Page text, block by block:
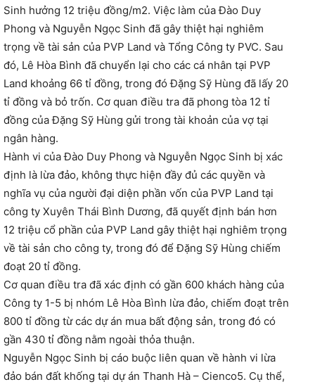
Sinh hưởng 12 triệu đồng/m2. Việc làm của Đào Duy
Phong và Nguyễn Ngọc Sinh đã gây thiệt hại nghiêm
trọng về tài sản của PVP Land và Tổng Công ty PVC. Sau
đó, Lê Hòa Bình đã chuyển lại cho các cá nhân tại PVP
Land khoảng 66 tỉ đồng, trong đó Đặng Sỹ Hùng đã lấy 20
tỉ đồng và bỏ trốn. Cơ quan điều tra đã phong tòa 12 tỉ
đồng của Đặng Sỹ Hùng gửi trong tài khoản của vợ tại
ngân hàng.
Hành vi của Đào Duy Phong và Nguyễn Ngọc Sinh bị xác
định là lừa đảo, không thực hiện đầy đủ các quyền và
nghĩa vụ của người đại diện phần vốn của PVP Land tại
công ty Xuyên Thái Bình Dương, đã quyết định bán hơn
12 triệu cổ phần của PVP Land gây thiệt hại nghiêm trọng
về tài sản cho công ty, trong đó để Đặng Sỹ Hùng chiếm
đoạt 20 tỉ đồng.
Cơ quan điều tra đã xác định có gần 600 khách hàng của
Công ty 1-5 bị nhóm Lê Hòa Bình lừa đảo, chiếm đoạt trên
800 tỉ đồng từ các dự án mua bất động sản, trong đó có
gần 430 tỉ đồng nằm ngoài thỏa thuận.
Nguyễn Ngọc Sinh bị cáo buộc liên quan về hành vi lừa
đảo bán đất khống tại dự án Thanh Hà – Cienco5. Cụ thể,